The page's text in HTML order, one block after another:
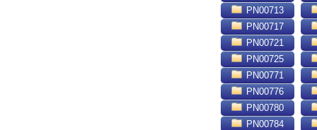
PN00713
PN00717
PN00721
PN00725
PN00771
PN00776
PN00780
PN00784